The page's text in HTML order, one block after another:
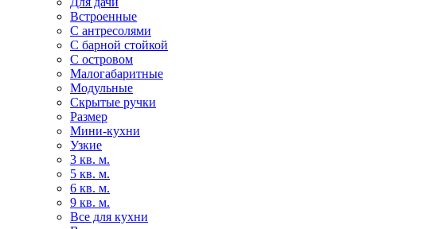
Встроенные
С антресолями
С барной стойкой
С островом
Малогабаритные
Модульные
Скрытые ручки
Размер
Мини-кухни
Узкие
3 кв. м.
5 кв. м.
6 кв. м.
9 кв. м.
Все для кухни